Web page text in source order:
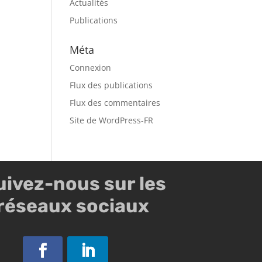
Actualités
Publications
Méta
Connexion
Flux des publications
Flux des commentaires
Site de WordPress-FR
nous sur les
sociaux